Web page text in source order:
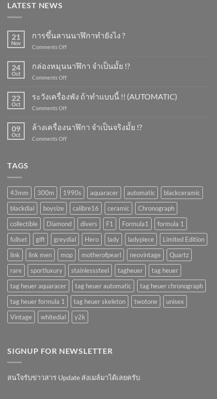
LATEST NEWS
21
Nov
การขึ้นลานนาฬิกาทำยังไง ?
Comments Offon
ลาน
นาฬิกา
ยัง
24
Oct
กล่องหมุนนาฬิกา จำเป็นมั้ย !?
Comments Offon
หมุน
นาฬิกา
จำเป็น
!?
22
Oct
ระวังเครื่องพัง ถ้าทำแบบนี้ !! (AUTOMATIC)
Comments Offon
เครื่อง
พัง
ถ้า
09
Oct
ล้างเครื่องนาฬิกา จำเป็นจริงมั้ย !?
Comments Offon
มั้ย
!?
TAGS
43mm 300m 1990s aquaracer automatic
blackceramic
blackdial
boysize calibre16 ceramic
Chronograph
collectible
Diamond divers F1 Formula1
formula 1
fullset
gift greydial Hero lady ladypiece
Limited Edition
link
link men mop motherofpearl neovintage
Quartz
rare
sportluxury stainlesssteel tagheuer
tag heuer
tag heuer aquaracer
tag heuer automatic
tag heuer chronograph
tag heuer formula 1
tag heuer skeleton twotone
unisex
Vintage
whitedial y2k
SIGNUP FOR NEWSLETTER
สนใจรับข่าวสาร Update ส่งเมล์มาได้เลยครับ